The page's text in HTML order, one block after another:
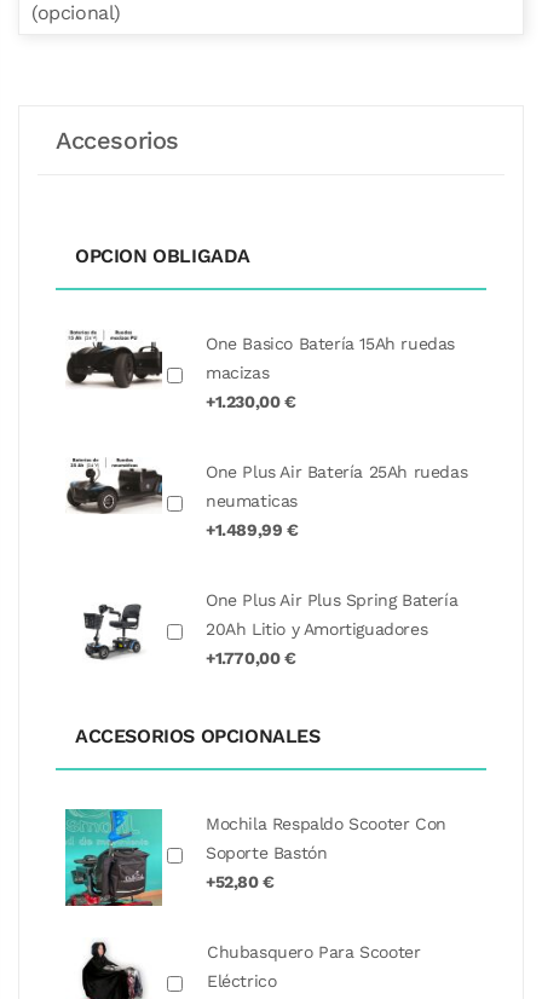
(opcional)
Accesorios
OPCION OBLIGADA
One Basico Batería 15Ah ruedas
macizas
+1.230,00 €
One Plus Air Batería 25Ah ruedas
neumaticas
+1.489,99 €
One Plus Air Plus Spring Batería
20Ah Litio y Amortiguadores
+1.770,00 €
ACCESORIOS OPCIONALES
Mochila Respaldo Scooter Con
Soporte Bastón
+52,80 €
Chubasquero Para Scooter
Eléctrico